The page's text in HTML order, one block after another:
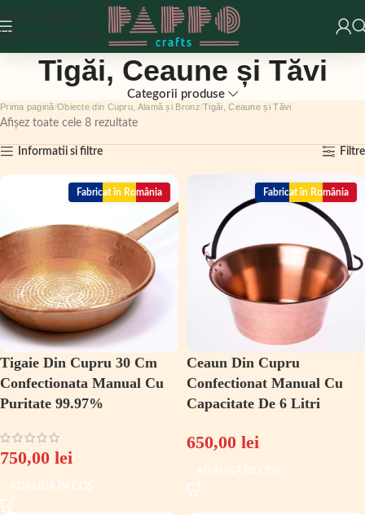
Skip to navigation
Skip to main content
Tigăi, Ceaune și Tăvi
Categorii produse
Prima pagină Obiecte din Cupru, Alamă și Bronz Tigăi, Ceaune și Tăvi
Afișez toate cele 8 rezultate
Informatii si filtre Filtre
Fabricat în România
Tigaie Din Cupru 30 Cm
Confectionata Manual Cu
Puritate 99.97%
750,00 lei
ADAUGĂ ÎN COȘ
Fabricat în România
Ceaun Din Cupru
Confectionat Manual Cu
Capacitate De 6 Litri
650,00 lei
ADAUGĂ ÎN COȘ